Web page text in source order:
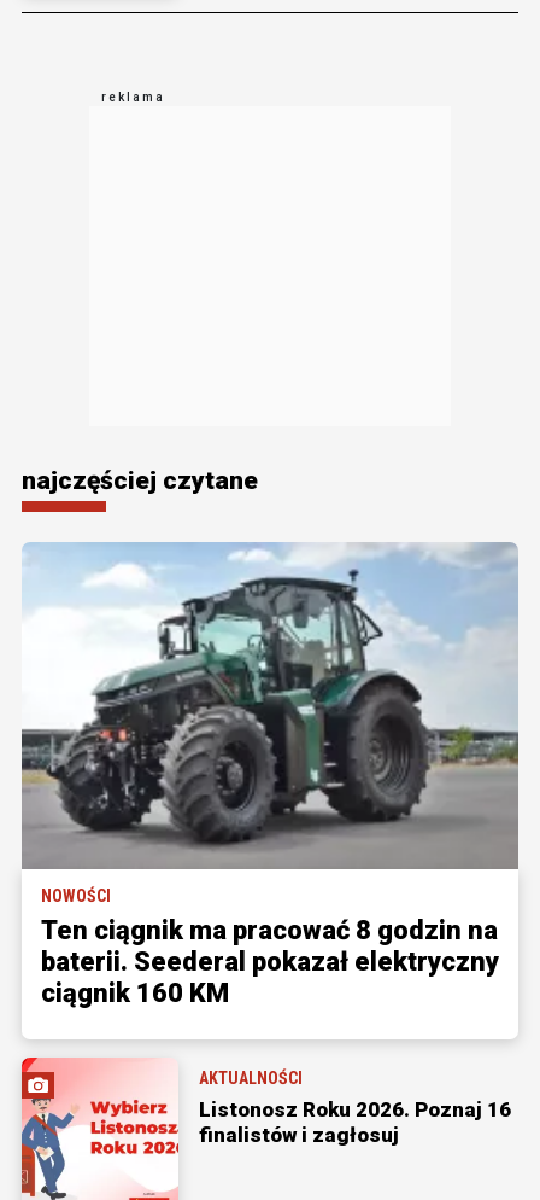
najczęściej czytane
NOWOŚCI
Ten ciągnik ma pracować 8 godzin na
baterii. Seederal pokazał elektryczny
ciągnik 160 KM
AKTUALNOŚCI
Listonosz Roku 2026. Poznaj 16
finalistów i zagłosuj